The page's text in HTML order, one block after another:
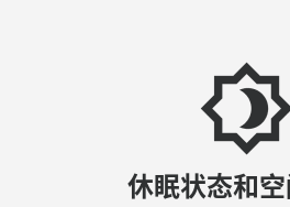
休眠状态和